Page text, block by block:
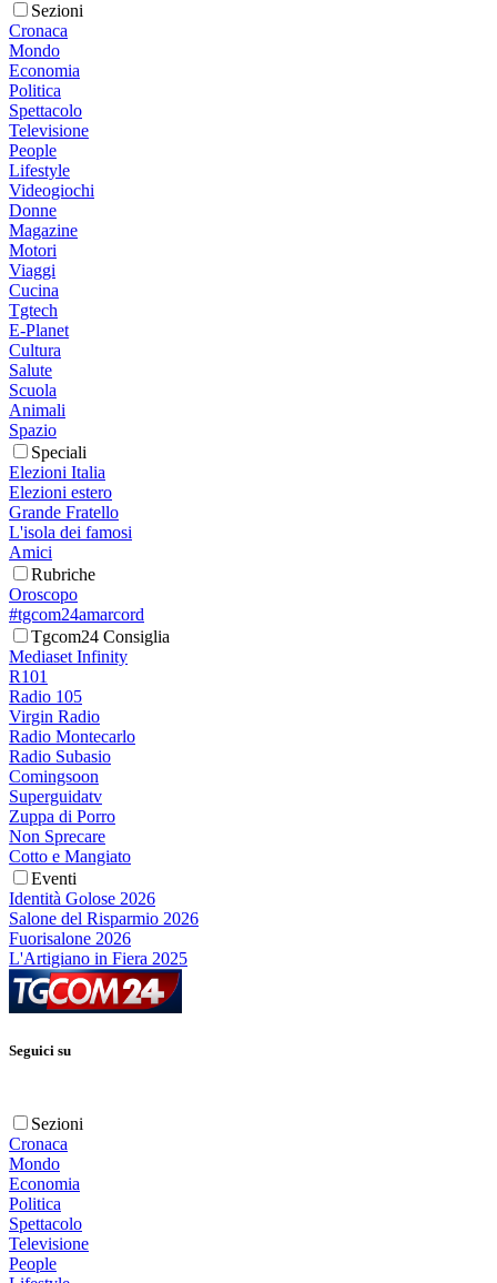
Sezioni
Cronaca
Mondo
Economia
Politica
Spettacolo
Televisione
People
Lifestyle
Videogiochi
Donne
Magazine
Motori
Viaggi
Cucina
Tgtech
E-Planet
Cultura
Salute
Scuola
Animali
Spazio
Speciali
Elezioni Italia
Elezioni estero
Grande Fratello
L'isola dei famosi
Amici
Rubriche
Oroscopo
#tgcom24amarcord
Tgcom24 Consiglia
Mediaset Infinity
R101
Radio 105
Virgin Radio
Radio Montecarlo
Radio Subasio
Comingsoon
Superguidatv
Zuppa di Porro
Non Sprecare
Cotto e Mangiato
Eventi
Identità Golose 2026
Salone del Risparmio 2026
Fuorisalone 2026
L'Artigiano in Fiera 2025
Seguici su
Sezioni
Cronaca
Mondo
Economia
Politica
Spettacolo
Televisione
People